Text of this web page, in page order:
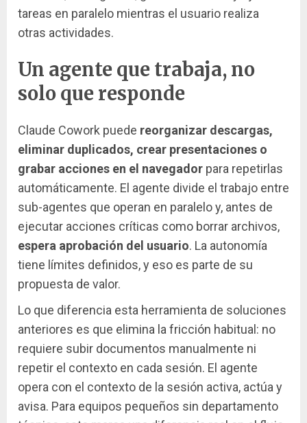
tareas en paralelo mientras el usuario realiza
otras actividades.
Un agente que trabaja, no
solo que responde
Claude Cowork puede reorganizar descargas,
eliminar duplicados, crear presentaciones o
grabar acciones en el navegador para repetirlas
automáticamente. El agente divide el trabajo entre
sub-agentes que operan en paralelo y, antes de
ejecutar acciones críticas como borrar archivos,
espera aprobación del usuario. La autonomía
tiene límites definidos, y eso es parte de su
propuesta de valor.
Lo que diferencia esta herramienta de soluciones
anteriores es que elimina la fricción habitual: no
requiere subir documentos manualmente ni
repetir el contexto en cada sesión. El agente
opera con el contexto de la sesión activa, actúa y
avisa. Para equipos pequeños sin departamento